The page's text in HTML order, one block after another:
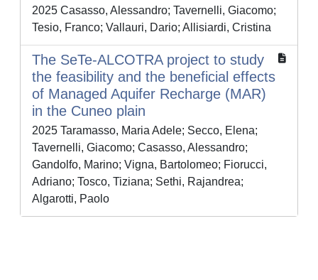
2025 Casasso, Alessandro; Tavernelli, Giacomo;
Tesio, Franco; Vallauri, Dario; Allisiardi, Cristina
The SeTe-ALCOTRA project to study
the feasibility and the beneficial effects
of Managed Aquifer Recharge (MAR)
in the Cuneo plain
2025 Taramasso, Maria Adele; Secco, Elena;
Tavernelli, Giacomo; Casasso, Alessandro;
Gandolfo, Marino; Vigna, Bartolomeo; Fiorucci,
Adriano; Tosco, Tiziana; Sethi, Rajandrea;
Algarotti, Paolo